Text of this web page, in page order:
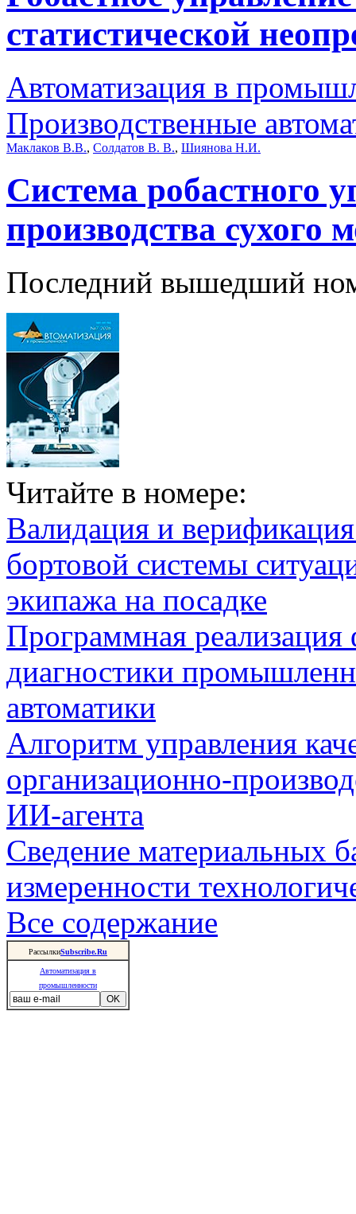
статистической
Автоматизация в
Производственные
Маклаков В.В., Солдатов В. В., Шиянова Н.И.
Система робастного
производства сухого
Последний вышедший
Читайте в номере:
Валидация и
бортовой системы
экипажа на посадке
Программная
диагностики
автоматики
Алгоритм управления
организационно-
ИИ-агента
Сведение материальных
измеренности
Все содержание
РассылкиSubscribe.Ru
Автоматизация в
промышленности